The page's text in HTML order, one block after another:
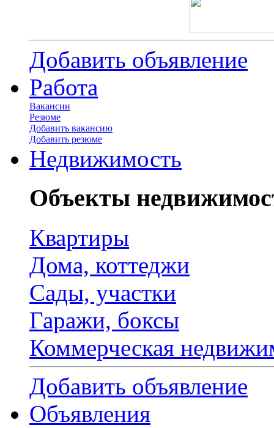
Добавить объявление
Работа
Вакансии
Резюме
Добавить вакансию
Добавить резюме
Недвижимость
Объекты
Квартиры
Дома, коттеджи
Сады, участки
Гаражи, боксы
Коммерческая
Добавить объявление
Объявления